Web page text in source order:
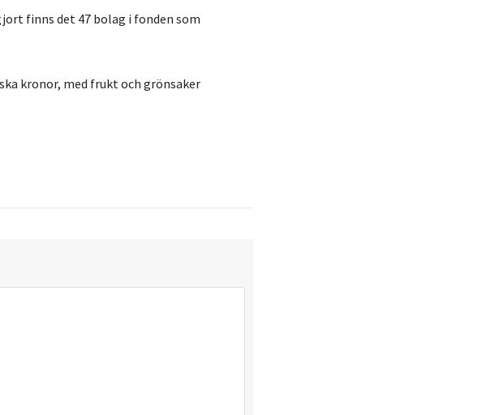
finns det 47 bolag i fonden som
kronor, med frukt och grönsaker